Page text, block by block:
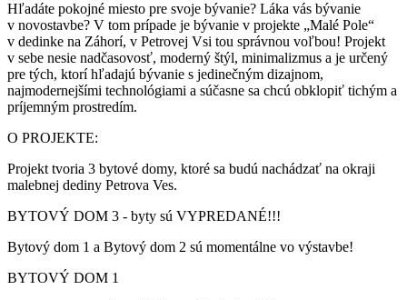
Hľadáte pokojné miesto pre svoje bývanie? Láka vás bývanie
v novostavbe? V tom prípade je bývanie v projekte „Malé Pole“
v dedinke na Záhorí, v Petrovej Vsi tou správnou voľbou! Projekt
v sebe nesie nadčasovosť, moderný štýl, minimalizmus a je určený
pre tých, ktorí hľadajú bývanie s jedinečným dizajnom,
najmodernejšími technológiami a súčasne sa chcú obklopiť tichým a
príjemným prostredím.
O PROJEKTE:
Projekt tvoria 3 bytové domy, ktoré sa budú nachádzať na okraji
malebnej dediny Petrova Ves.
BYTOVÝ DOM 3 - byty sú VYPREDANÉ!!!
Bytový dom 1 a Bytový dom 2 sú momentálne vo výstavbe!
BYTOVÝ DOM 1